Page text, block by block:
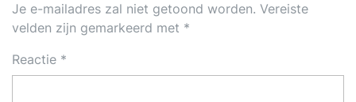
Je e-mailadres zal niet getoond worden. Vereiste
velden zijn gemarkeerd met *
Reactie *